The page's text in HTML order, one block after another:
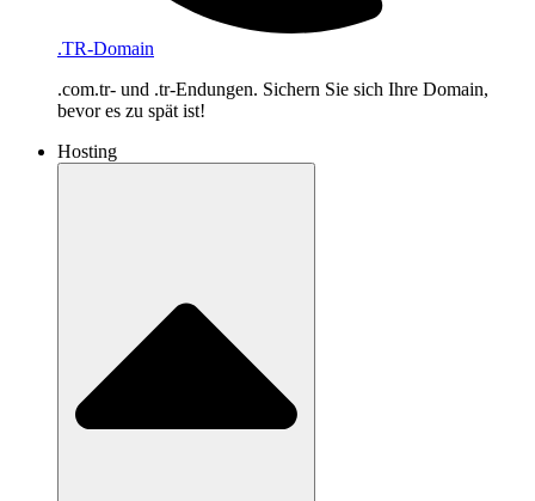
.TR-Domain
.com.tr- und .tr-Endungen. Sichern Sie sich Ihre Domain,
bevor es zu spät ist!
Hosting